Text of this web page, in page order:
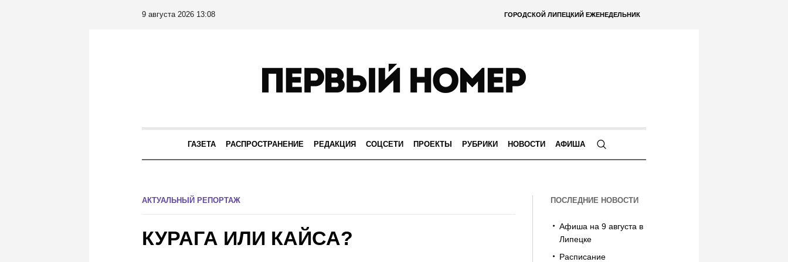
ГОРОДСКОЙ ЛИПЕЦКИЙ ЕЖЕНЕДЕЛЬНИК
9 августа 2026 13:08
ГАЗЕТА РАСПРОСТРАНЕНИЕ РЕДАКЦИЯ СОЦСЕТИ ПРОЕКТЫ РУБРИКИ НОВОСТИ АФИША
АКТУАЛЬНЫЙ РЕПОРТАЖ
КУРАГА ИЛИ КАЙСА?
ПОСЛЕДНИЕ НОВОСТИ
Афиша на 9 августа в
Липецке
Расписание